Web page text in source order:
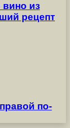
вино из
рецепт
по-